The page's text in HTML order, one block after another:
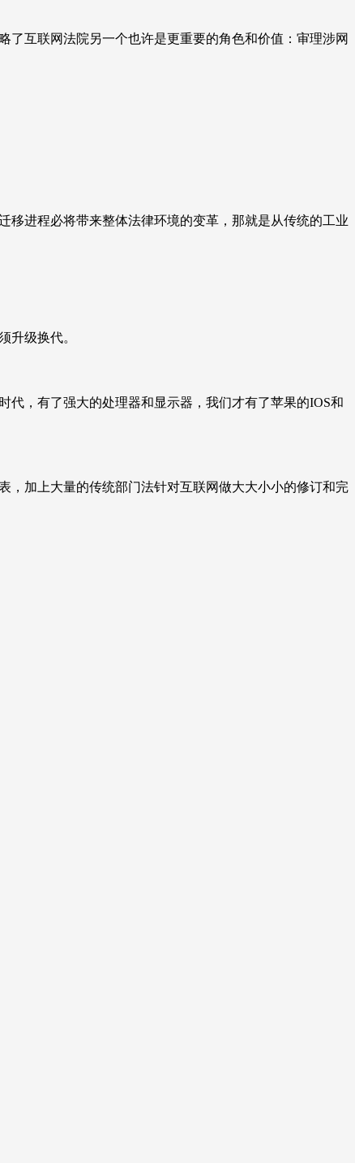
互联网法院另一个也许是更重要的角色和价值：审理涉网
移进程必将带来整体法律环境的变革，那就是从传统的工业
升级换代。
代，有了强大的处理器和显示器，我们才有了苹果的IOS和
，加上大量的传统部门法针对互联网做大大小小的修订和完